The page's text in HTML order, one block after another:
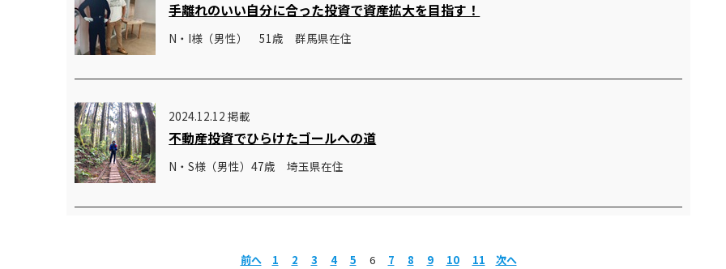
手離れのいい自分に合った投資で資産拡大を目指す！
N・I様（男性） 51歳 群馬県在住
2024.12.12 掲載
不動産投資でひらけたゴールへの道
N・S様（男性）47歳 埼玉県在住
前へ 1 2 3 4 5 6 7 8 9 10 11 次へ